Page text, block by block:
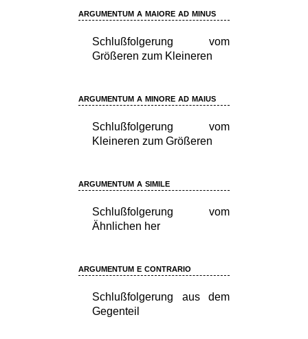
argumentum a maiore ad minus
Schlußfolgerung vom
Größeren zum Kleineren
argumentum a minore ad maius
Schlußfolgerung vom
Kleineren zum Größeren
argumentum a simile
Schlußfolgerung vom
Ähnlichen her
argumentum e contrario
Schlußfolgerung aus dem
Gegenteil